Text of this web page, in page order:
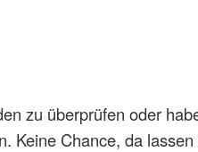
zu überprüfen oder
Keine Chance, da lassen